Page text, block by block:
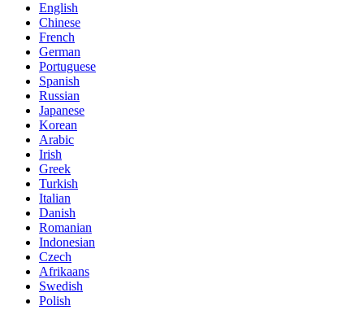
English
Chinese
French
German
Portuguese
Spanish
Russian
Japanese
Korean
Arabic
Irish
Greek
Turkish
Italian
Danish
Romanian
Indonesian
Czech
Afrikaans
Swedish
Polish